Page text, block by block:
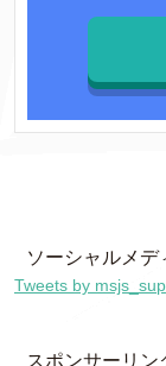
ソーシャルメデ
Tweets by
スポンサーリン